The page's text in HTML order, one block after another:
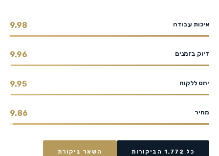
איכות עבודה 9.98
דיוק בזמנים 9.96
יחס ללקוח 9.95
מחיר 9.86
כל 1,772 הביקורות השאר ביקורת